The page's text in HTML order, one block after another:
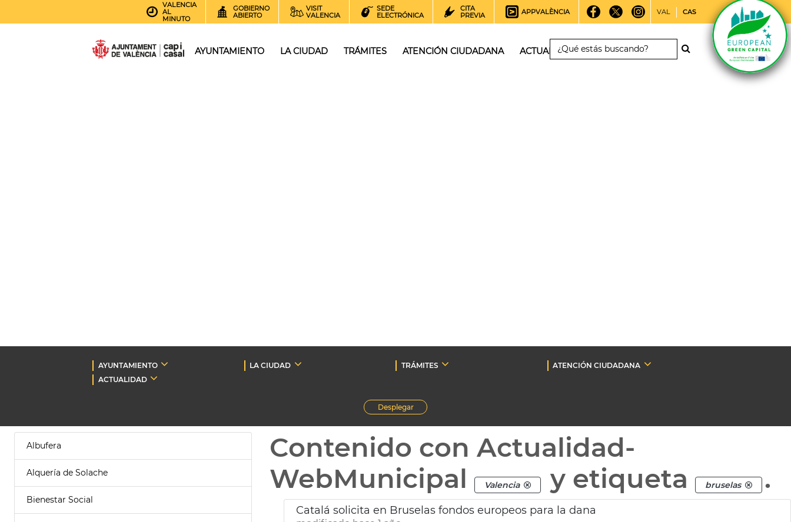
VALENCIA
AL
MINUTO
GOBIERNO
ABIERTO
VISIT
VALENCIA
SEDE
ELECTRÓNICA
CITA
PREVIA
APPVALÈNCIA VAL CAS
AYUNTAMIENTO LA CIUDAD TRÁMITES ATENCIÓN CIUDADANA ACTUALIDAD
AYUNTAMIENTO LA CIUDAD TRÁMITES
ATENCIÓN CIUDADANA
ACTUALIDAD
Desplegar
Albufera
Alquería de Solache
Bienestar Social
Contenido con Actualidad-
WebMunicipal
Valencia y etiqueta bruselas .
Catalá solicita en Bruselas fondos europeos para la dana